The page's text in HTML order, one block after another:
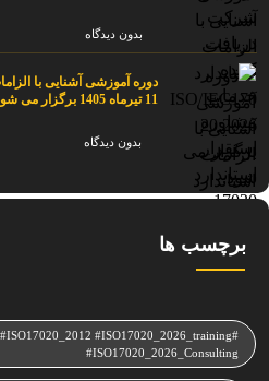
بدون دیدگاه
11 تیرماه 1405 برگزار می شود.
بدون دیدگاه
برچسب ها
#ISO17020_2012 #ISO17020_2026_training
#ISO17020_2026_Consulting